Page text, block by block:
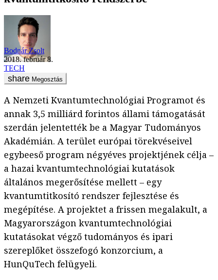
Bodnár Zsolt
2018. február 8.
TECH
Megosztás
A Nemzeti Kvantumtechnológiai Programot és
annak 3,5 milliárd forintos állami támogatását
szerdán jelentették be a Magyar Tudományos
Akadémián. A terület európai törekvéseivel
egybeeső program négyéves projektjének célja –
a hazai kvantumtechnológiai kutatások
általános megerősítése mellett – egy
kvantumtitkosító rendszer fejlesztése és
megépítése. A projektet a frissen megalakult, a
Magyarországon kvantumtechnológiai
kutatásokat végző tudományos és ipari
szereplőket összefogó konzorcium, a
HunQuTech felügyeli.